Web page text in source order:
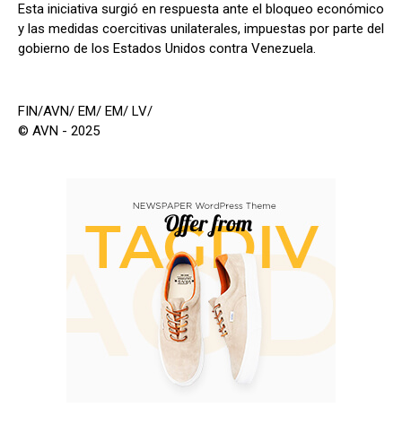
Esta iniciativa surgió en respuesta ante el bloqueo económico
y las medidas coercitivas unilaterales, impuestas por parte del
gobierno de los Estados Unidos contra Venezuela.
FIN/AVN/ EM/ EM/ LV/
© AVN - 2025